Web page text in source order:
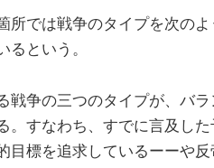
所では戦争のタイプを次の
るという。
戦争の三つのタイプが、バ
。すなわち、すでに言及し
目標を追求しているーーや